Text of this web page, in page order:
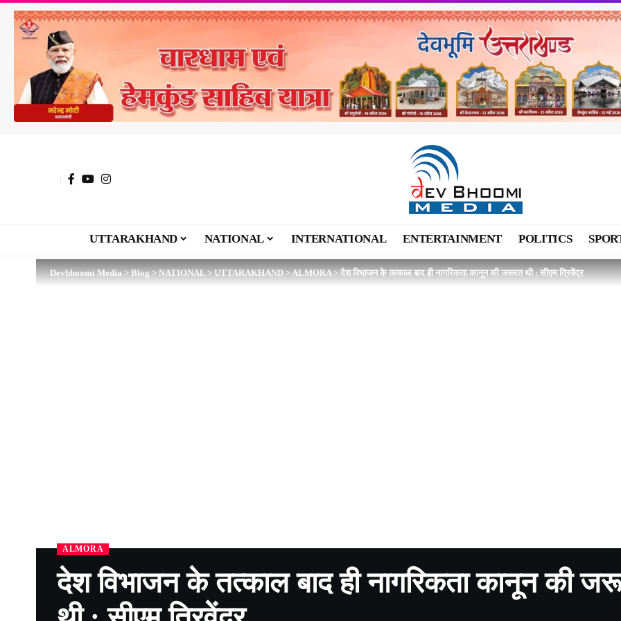
UTTARAKHAND NATIONAL INTERNATIONAL ENTERTAINMENT POLITICS
Devbhoomi Media>Blog>NATIONAL>UTTARAKHAND>ALMORA>देश विभाजन के तत्काल बाद ही नागरिकता कानून की जरूरत थी : सीएम त्रिवेंद्र
ALMORA
देश विभाजन के तत्काल बाद ही नागरिकता कानून की